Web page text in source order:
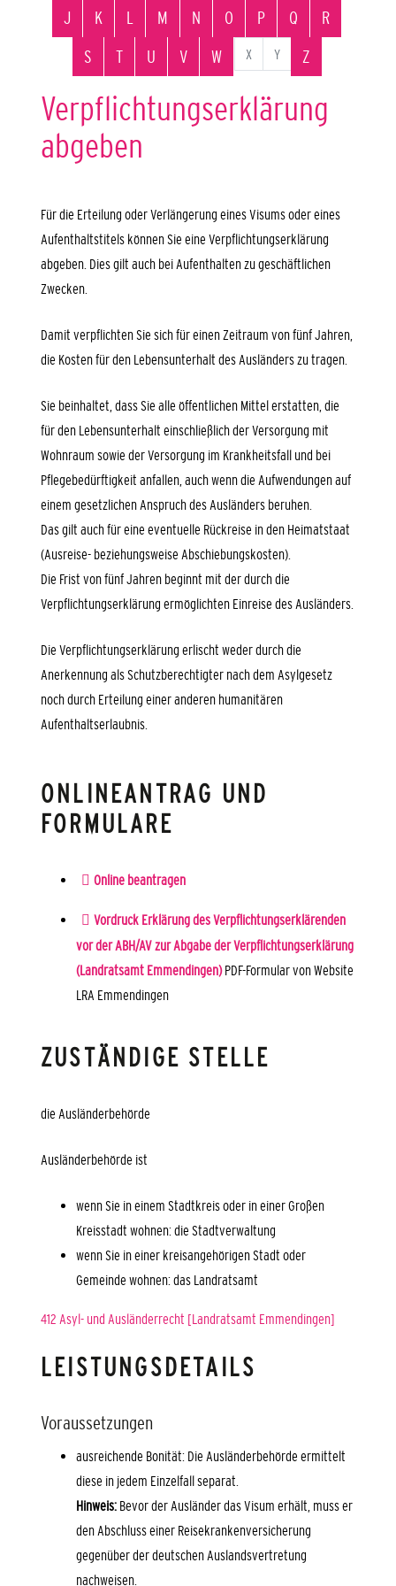
J
K L M N O P Q
R
S
T U V W X Y Z
Verpflichtungserklärung
abgeben
Für die Erteilung oder Verlängerung eines Visums oder eines
Aufenthaltstitels können Sie eine Verpflichtungserklärung
abgeben. Dies gilt auch bei Aufenthalten zu geschäftlichen
Zwecken.
Damit verpflichten Sie sich für einen Zeitraum von fünf Jahren,
die Kosten für den Lebensunterhalt des Ausländers zu tragen.
Sie beinhaltet, dass Sie alle öffentlichen Mittel erstatten, die
für den Lebensunterhalt einschließlich der Versorgung mit
Wohnraum sowie der Versorgung im Krankheitsfall und bei
Pflegebedürftigkeit anfallen, auch wenn die Aufwendungen auf
einem gesetzlichen Anspruch des Ausländers beruhen.
Das gilt auch für eine eventuelle Rückreise in den Heimatstaat
(Ausreise- beziehungsweise Abschiebungskosten).
Die Frist von fünf Jahren beginnt mit der durch die
Verpflichtungserklärung ermöglichten Einreise des Ausländers.
Die Verpflichtungserklärung erlischt weder durch die
Anerkennung als Schutzberechtigter nach dem Asylgesetz
noch durch Erteilung einer anderen humanitären
Aufenthaltserlaubnis.
ONLINEANTRAG UND
FORMULARE
Online beantragen
Vordruck Erklärung des Verpflichtungserklärenden
vor der ABH/AV zur Abgabe der Verpflichtungserklärung
(Landratsamt Emmendingen) PDF-Formular von Website
LRA Emmendingen
ZUSTÄNDIGE STELLE
die Ausländerbehörde
Ausländerbehörde ist
wenn Sie in einem Stadtkreis oder in einer Großen
Kreisstadt wohnen: die Stadtverwaltung
wenn Sie in einer kreisangehörigen Stadt oder
Gemeinde wohnen: das Landratsamt
412 Asyl- und Ausländerrecht [Landratsamt Emmendingen]
LEISTUNGSDETAILS
Voraussetzungen
ausreichende Bonität: Die Ausländerbehörde ermittelt
diese in jedem Einzelfall separat.
Hinweis: Bevor der Ausländer das Visum erhält, muss er
den Abschluss einer Reisekrankenversicherung
gegenüber der deutschen Auslandsvertretung
nachweisen.